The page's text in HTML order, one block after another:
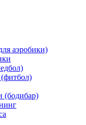
аэробики)
(бодибар)